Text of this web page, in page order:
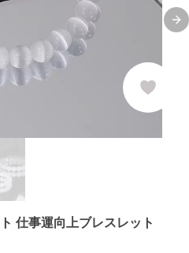
仕事運向上ブレスレット